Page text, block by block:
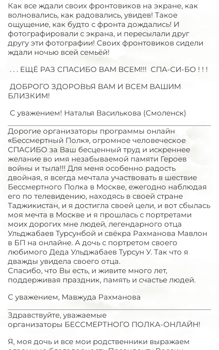
Как все ждали своих фронтовиков на экране, как
волновались, как радовались, увидев! Такое
ощущение, как будто с фронта дождались! И
фотографировали с экрана, и пересылали друг
другу эти фотографии! Своих фронтовиков сидели
ждали ночью всей семьёй!
. . . ЕЩЁ РАЗ СПАСИБО ВАМ ВСЕМ!!! СПА-СИ-БО ! ! !
ДОБРОГО ЗДОРОВЬЯ ВАМ И ВСЕМ ВАШИМ
БЛИЗКИМ!
С уважением! Наталья Василькова (Смоленск)
Дорогие организаторы программы онлайн
«Бессмертный Полк», огромное человеческое
СПАСИБО за Ваш бесценный труд и искреннее
желание во имя незабываемой памяти Героев
войны и тыла!!! Для меня особенно радость
двойная, я всегда мечтала участвовать в шествие
Бессмертного Полка в Москве, ежегодно наблюдая
его по телевидению, находясь в своей стране
Таджикистан, и я достигла своей цели, и вот сбылась
моя мечта в Москве и я прошлась с портретами
моих дорогих мне людей, легендарного отца
Ульджабаев Турсунбой и свёкра Рахманова Мавлон
в БП на онлайне. А дочь с портретом своего
любимого Деда Ульджабаев Турсун У. Так что я
дважды увидела своего отца.
Спасибо, что Вы есть, и живите много лет,
поддерживая праздник, память и счастье людей.
С уважением, Мавжуда Рахманова
Здравствуйте, уважаемые
организаторы БЕССМЕРТНОГО ПОЛКА-ОНЛАЙН!
Я, моя дочь и все мои родственники выражаем